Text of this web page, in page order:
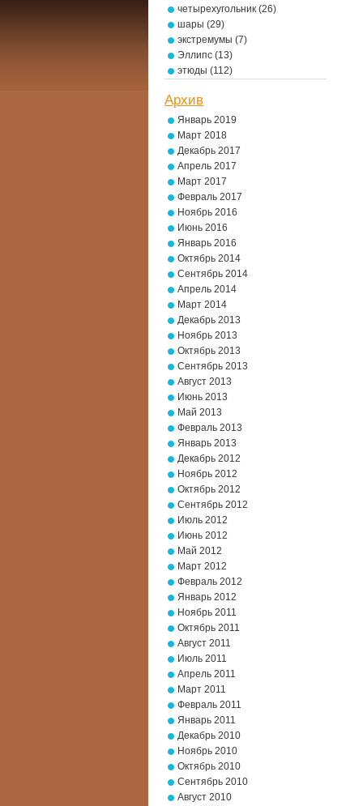
четырехугольник (26)
шары (29)
экстремумы (7)
Эллипс (13)
этюды (112)
Архив
Январь 2019
Март 2018
Декабрь 2017
Апрель 2017
Март 2017
Февраль 2017
Ноябрь 2016
Июнь 2016
Январь 2016
Октябрь 2014
Сентябрь 2014
Апрель 2014
Март 2014
Декабрь 2013
Ноябрь 2013
Октябрь 2013
Сентябрь 2013
Август 2013
Июнь 2013
Май 2013
Февраль 2013
Январь 2013
Декабрь 2012
Ноябрь 2012
Октябрь 2012
Сентябрь 2012
Июль 2012
Июнь 2012
Май 2012
Март 2012
Февраль 2012
Январь 2012
Ноябрь 2011
Октябрь 2011
Август 2011
Июль 2011
Апрель 2011
Март 2011
Февраль 2011
Январь 2011
Декабрь 2010
Ноябрь 2010
Октябрь 2010
Сентябрь 2010
Август 2010